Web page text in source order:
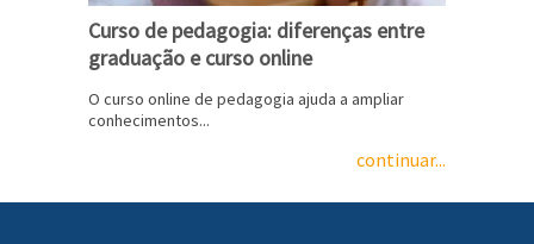
Curso de pedagogia: diferenças entre
graduação e curso online
O curso online de pedagogia ajuda a ampliar
conhecimentos...
continuar...